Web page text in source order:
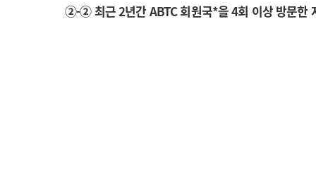
②-② 최근 2년간 ABTC 회원국*을 4회 이상 방문한